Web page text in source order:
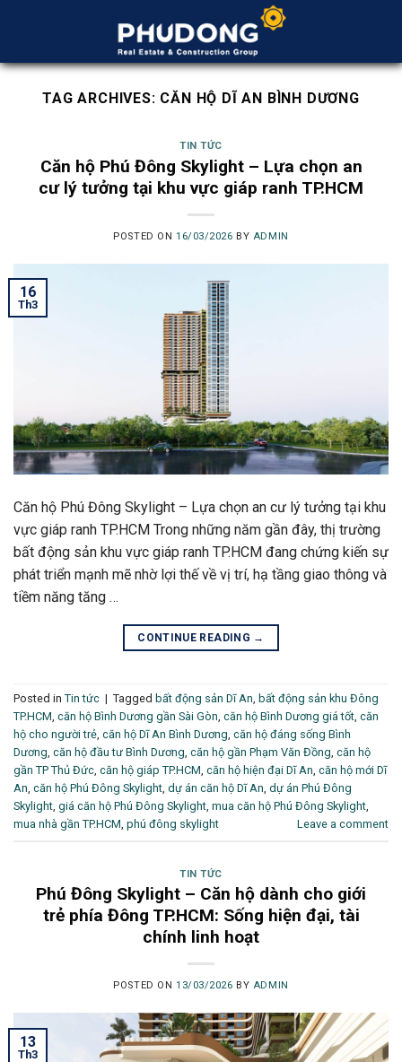
TAG ARCHIVES: CĂN HỘ DĨ AN BÌNH DƯƠNG
TIN TỨC
Căn hộ Phú Đông Skylight – Lựa chọn an
cư lý tưởng tại khu vực giáp ranh TP.HCM
POSTED ON 16/03/2026 BY ADMIN
16
Th3
Căn hộ Phú Đông Skylight – Lựa chọn an cư lý tưởng tại khu
vực giáp ranh TP.HCM Trong những năm gần đây, thị trường
bất động sản khu vực giáp ranh TP.HCM đang chứng kiến sự
phát triển mạnh mẽ nhờ lợi thế về vị trí, hạ tầng giao thông và
tiềm năng tăng …
CONTINUE READING →
Posted in Tin tức | Tagged bất động sản Dĩ An, bất động sản khu Đông
TP.HCM, căn hộ Bình Dương gần Sài Gòn, căn hộ Bình Dương giá tốt, căn
hộ cho người trẻ, căn hộ Dĩ An Bình Dương, căn hộ đáng sống Bình
Dương, căn hộ đầu tư Bình Dương, căn hộ gần Phạm Văn Đồng, căn hộ
gần TP Thủ Đức, căn hộ giáp TP.HCM, căn hộ hiện đại Dĩ An, căn hộ mới Dĩ
An, căn hộ Phú Đông Skylight, dự án căn hộ Dĩ An, dự án Phú Đông
Skylight, giá căn hộ Phú Đông Skylight, mua căn hộ Phú Đông Skylight,
mua nhà gần TP.HCM, phú đông skylight Leave a comment
TIN TỨC
Phú Đông Skylight – Căn hộ dành cho giới
trẻ phía Đông TP.HCM: Sống hiện đại, tài
chính linh hoạt
POSTED ON 13/03/2026 BY ADMIN
13
Th3